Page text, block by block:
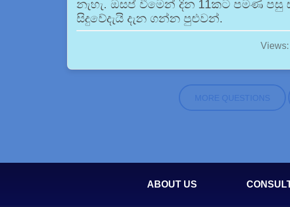
නැහැ. ඔසප් වීමෙන් දින 11කට පමණ
සිදුවේදැයි දැන ගන්න පුළුවන්.
MORE QUESTIONS
ABOUT US